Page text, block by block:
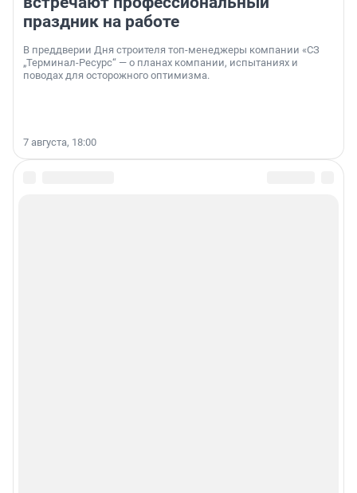
праздник на работе
В преддверии Дня строителя топ-менеджеры компании «СЗ
„Терминал-Ресурс“ — о планах компании, испытаниях и
поводах для осторожного оптимизма.
7 августа, 18:00